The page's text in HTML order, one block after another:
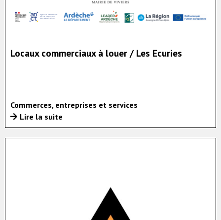
Locaux commerciaux à louer / Les Ecuries
Commerces, entreprises et services
Lire la suite